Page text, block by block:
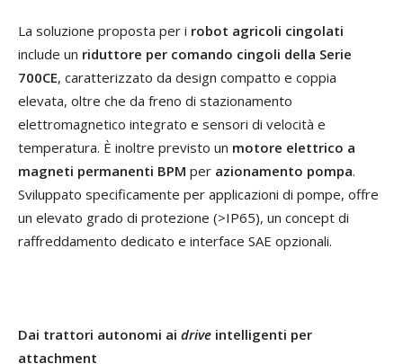
La soluzione proposta per i robot agricoli cingolati
include un riduttore per comando cingoli della Serie
700CE, caratterizzato da design compatto e coppia
elevata, oltre che da freno di stazionamento
elettromagnetico integrato e sensori di velocità e
temperatura. È inoltre previsto un motore elettrico a
magneti permanenti BPM per azionamento pompa.
Sviluppato specificamente per applicazioni di pompe, offre
un elevato grado di protezione (>IP65), un concept di
raffreddamento dedicato e interface SAE opzionali.
Dai trattori autonomi ai drive intelligenti per
attachment